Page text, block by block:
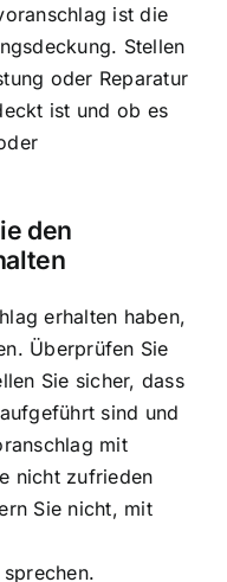
ist die
Stellen
oder Reparatur
ist und ob es
den
erhalten haben,
Überprüfen Sie
Sie sicher, dass
sind und
mit
nicht zufrieden
Sie nicht, mit